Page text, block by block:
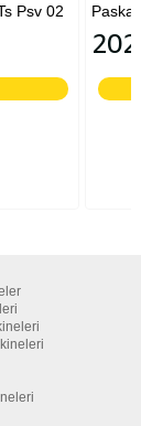
Ütüler İçin | Ts
Sepete Ekle